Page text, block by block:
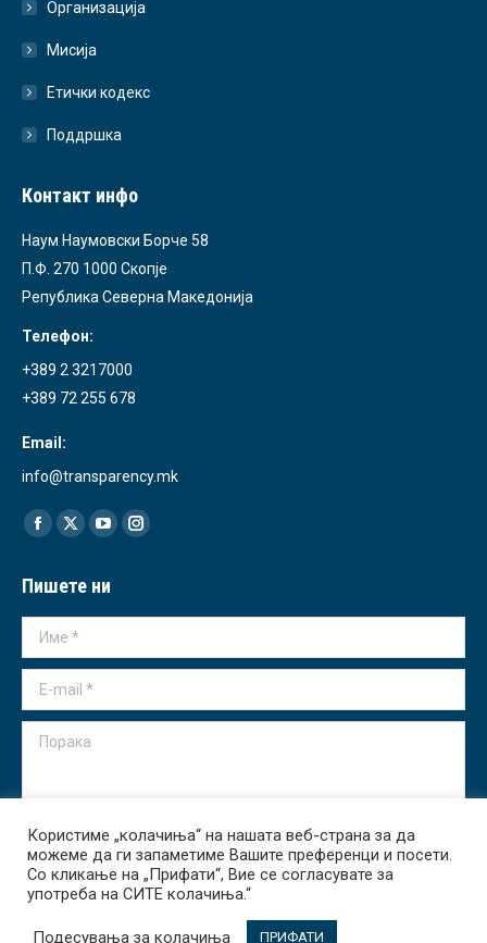
Организација
Мисија
Етички кодекс
Поддршка
Контакт инфо
Наум Наумовски Борче 58
П.Ф. 270 1000 Скопје
Република Северна Македонија
Телефон:
+389 2 3217000
+389 72 255 678
Email:
info@transparency.mk
Find us on:
Facebook
opens
in
new
X
opens
in
YouTube
opens
in
Instagram
in
Пишете ни
Име *
E-mail *
Порака
Испрати
Transparency International - Macedonia 2026. All rights reserved.
Користиме „колачиња“ на нашата веб-страна за да
можеме да ги запаметиме Вашите преференци и посети.
Со кликање на „Прифати“, Вие се согласувате за
употреба на СИТЕ колачиња.“
Подесувања за колачиња ПРИФАТИ